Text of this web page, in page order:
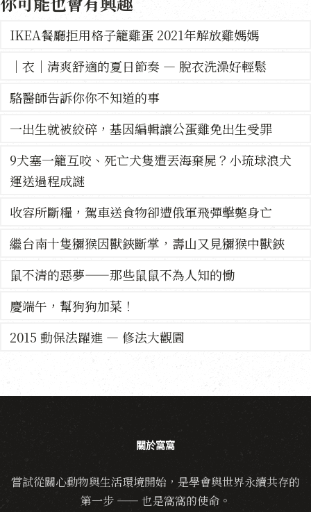
IKEA餐廳拒用格子籠雞蛋 2021年解放雞媽媽
｜衣｜清爽舒適的夏日節奏 — 脫衣洗澡好輕鬆
駱醫師告訴你你不知道的事
一出生就被絞碎，基因編輯讓公蛋雞免出生受罪
9犬塞一籠互咬、死亡犬隻遭丟海棄屍？小琉球浪犬
運送過程成謎
收容所斷糧，駕車送食物卻遭俄軍飛彈擊斃身亡
繼台南十隻獼猴因獸鋏斷掌，壽山又見獼猴中獸鋏
鼠不清的惡夢——那些鼠鼠不為人知的慟
慶端午，幫狗狗加菜！
2015 動保法躍進 — 修法大觀園
關於窩窩
嘗試從關心動物與生活環境開始，是學會與世界永續共存的
第一步 —— 也是窩窩的使命。